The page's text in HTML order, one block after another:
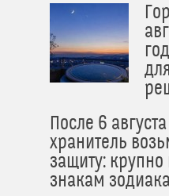
После 6
хранитель
защиту: крупно
знакам